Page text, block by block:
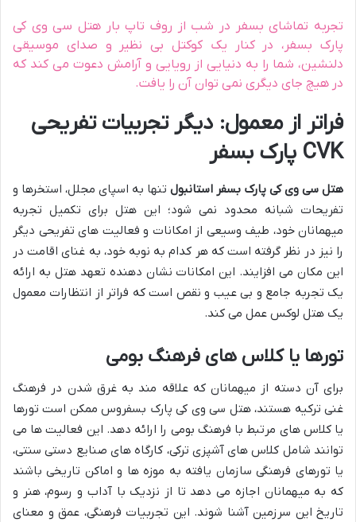
تجربه تماشای بسفر در شب از روف تاپ بار هتل سی وی کی
پارک بسفر، در کنار یک کوکتل بی نظیر و صدای موسیقی
دلنشین، شما را به دنیایی از رویایی و آرامش دعوت می کند که
در هیچ جای دیگری نمی توان آن را یافت.
فراتر از معمول: دیگر تجربیات تفریحی
CVK پارک بسفر
هتل سی وی کی پارک بسفر استانبول تنها به اسپای مجلل، استخرها و
تفریحات شبانه محدود نمی شود؛ این هتل برای تکمیل تجربه
میهمانان خود، طیف وسیعی از امکانات و فعالیت های تفریحی دیگر
را نیز در نظر گرفته است که هر کدام به نوبه خود، به غنای اقامت در
این مکان می افزایند. این امکانات نشان دهنده تعهد هتل به ارائه
یک تجربه جامع و بی عیب و نقص است که فراتر از انتظارات معمول
یک هتل لوکس عمل می کند.
تورها یا کلاس های فرهنگ بومی
برای آن دسته از میهمانان که علاقه مند به غرق شدن در فرهنگ
غنی ترکیه هستند، هتل سی وی کی پارک بسفروس ممکن است تورها
یا کلاس های مرتبط با فرهنگ بومی را ارائه دهد. این فعالیت ها می
توانند شامل کلاس های آشپزی ترکی، کارگاه های صنایع دستی سنتی،
یا تورهای فرهنگی سازمان یافته به موزه ها و اماکن تاریخی باشند
که به میهمانان اجازه می دهد تا از نزدیک با آداب و رسوم، هنر و
تاریخ این سرزمین آشنا شوند. این تجربیات فرهنگی، عمق و معنای